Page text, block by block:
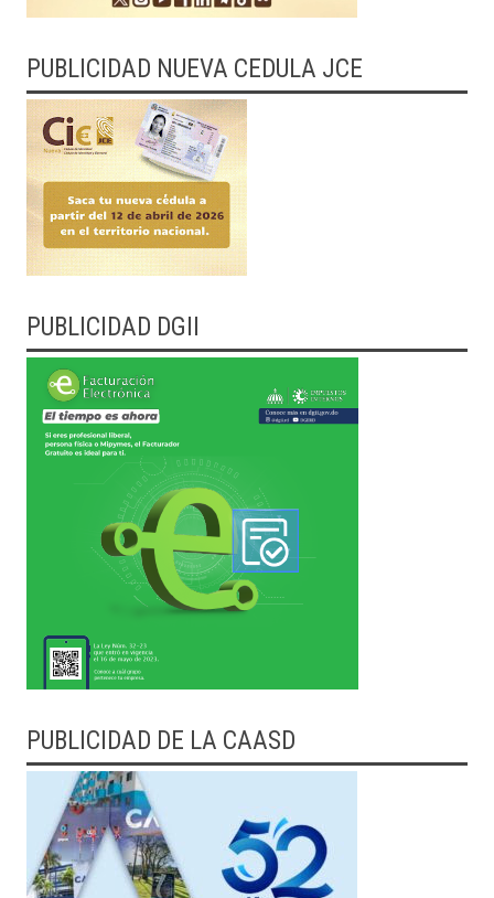
PUBLICIDAD NUEVA CEDULA JCE
PUBLICIDAD DGII
PUBLICIDAD DE LA CAASD